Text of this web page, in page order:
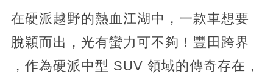
在硬派越野的熱血江湖中，一款車想要
脫穎而出，光有蠻力可不夠！豐田跨界
，作為硬派中型 SUV 領域的傳奇存在，